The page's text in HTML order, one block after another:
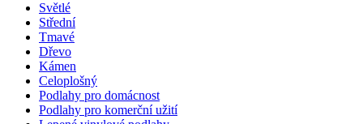
Světlé
Střední
Tmavé
Dřevo
Kámen
Celoplošný
Podlahy pro domácnost
Podlahy pro komerční užití